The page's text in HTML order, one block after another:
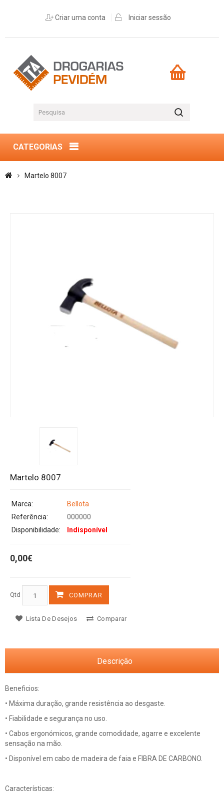
Criar uma conta Iniciar sessão
CATEGORIAS
Martelo 8007
Martelo 8007
Marca:
Bellota
Referência:
000000
Disponibilidade:
Indisponível
0,00€
Qtd COMPRAR
Lista De Desejos Comparar
Descrição
Beneficios:
• Máxima duração, grande resistência ao desgaste.
• Fiabilidade e segurança no uso.
• Cabos ergonómicos, grande comodidade, agarre e excelente
sensação na mão.
• Disponível em cabo de madeira de faia e FIBRA DE CARBONO.
Características: